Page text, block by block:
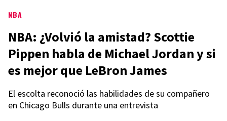
NBA
NBA: ¿Volvió la amistad? Scottie
Pippen habla de Michael Jordan y si
es mejor que LeBron James
El escolta reconoció las habilidades de su compañero
en Chicago Bulls durante una entrevista